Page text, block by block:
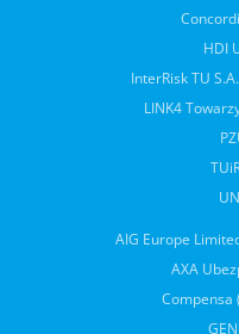
HDI
InterRisk TU
LINK4
AIG Europe
AXA
Compensa